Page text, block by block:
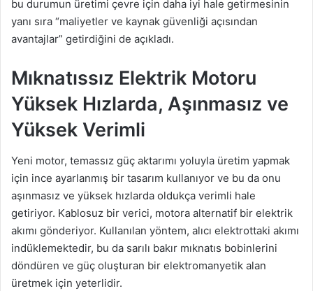
bu durumun üretimi çevre için daha iyi hale getirmesinin
yanı sıra “maliyetler ve kaynak güvenliği açısından
avantajlar” getirdiğini de açıkladı.
Mıknatıssız Elektrik Motoru
Yüksek Hızlarda, Aşınmasız ve
Yüksek Verimli
Yeni motor, temassız güç aktarımı yoluyla üretim yapmak
için ince ayarlanmış bir tasarım kullanıyor ve bu da onu
aşınmasız ve yüksek hızlarda oldukça verimli hale
getiriyor. Kablosuz bir verici, motora alternatif bir elektrik
akımı gönderiyor. Kullanılan yöntem, alıcı elektrottaki akımı
indüklemektedir, bu da sarılı bakır mıknatıs bobinlerini
döndüren ve güç oluşturan bir elektromanyetik alan
üretmek için yeterlidir.